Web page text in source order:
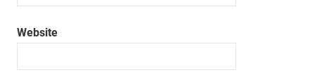
Website